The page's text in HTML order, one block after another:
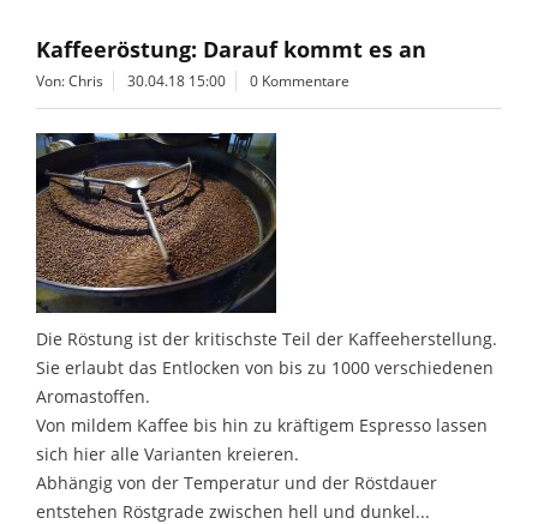
Kaffeeröstung: Darauf kommt es an
Von: Chris 30.04.18 15:00 0 Kommentare
Die Röstung ist der kritischste Teil der Kaffeeherstellung.
Sie erlaubt das Entlocken von bis zu 1000 verschiedenen
Aromastoffen.
Von mildem Kaffee bis hin zu kräftigem Espresso lassen
sich hier alle Varianten kreieren.
Abhängig von der Temperatur und der Röstdauer
entstehen Röstgrade zwischen hell und dunkel...